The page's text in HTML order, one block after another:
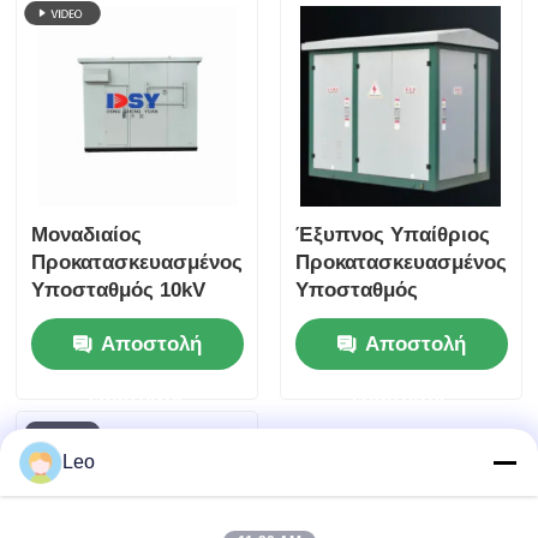
Μοναδιαίος
Προκατασκευασμένος
Υποσταθμός 10kV
Τύπου Κιβωτίου
Προστασίας IP55 Για
Σταθμούς Παραγωγής
Αποστολή
Έξυπνος Υπαίθριος
Προκατασκευασμένος
Υποσταθμός
Ολοκληρωμένου
Σχεδιασμού
Υποσταθμός
Ασφάλειας
Αποστολή
Leo